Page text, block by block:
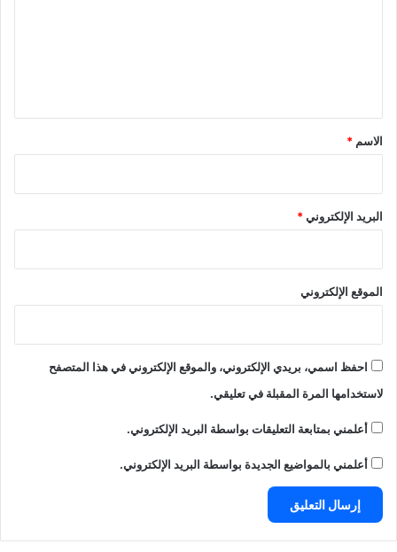
*
الاسم *
البريد الإلكتروني*
الموقع الإلكتروني
احفظ اسمي، بريدي الإلكتروني، والموقع الإلكتروني في هذا المتصفح
لاستخدامها المرة المقبلة في تعليقي.
أعلمني بمتابعة التعليقات بواسطة البريد الإلكتروني.
أعلمني بالمواضيع الجديدة بواسطة البريد الإلكتروني.